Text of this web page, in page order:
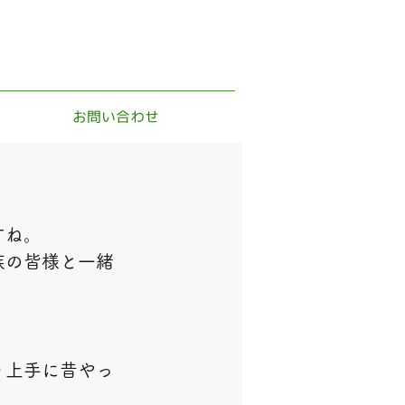
お問い合わせ
。
の皆様と一緒
手に昔やっ